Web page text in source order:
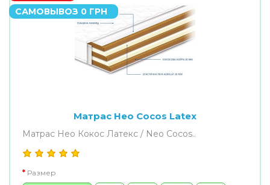
САМОВЫВОЗ 0 ГРН
Матрас Нео Cocos Latex
Матрас Нео Кокос Латекс / Neo Cocos..
Размер